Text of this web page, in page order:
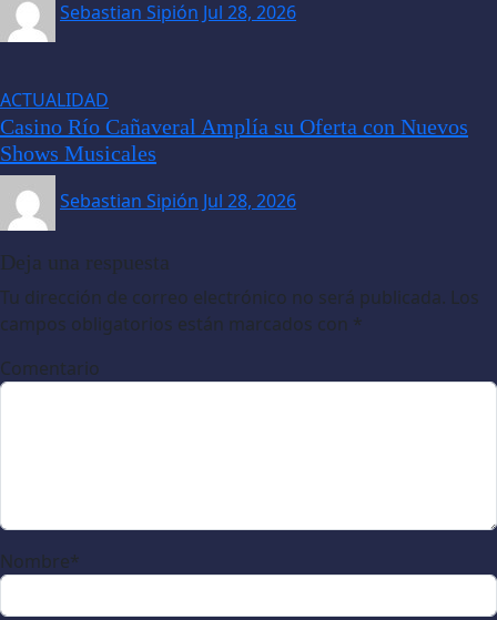
Sebastian Sipión Jul 28, 2026
ACTUALIDAD
Casino Río Cañaveral Amplía su Oferta con Nuevos
Shows Musicales
Sebastian Sipión Jul 28, 2026
Deja una respuesta
Tu dirección de correo electrónico no será publicada. Los
campos obligatorios están marcados con *
Comentario
Nombre*